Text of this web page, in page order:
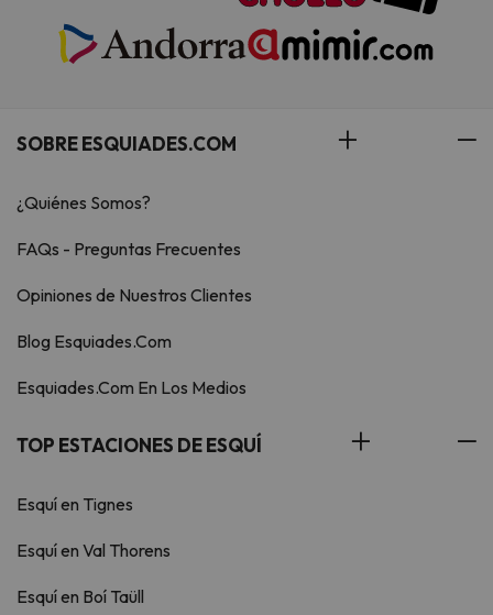
SOBRE ESQUIADES.COM
¿Quiénes Somos?
FAQs - Preguntas Frecuentes
Opiniones de Nuestros Clientes
Blog Esquiades.Com
Esquiades.Com En Los Medios
TOP ESTACIONES DE ESQUÍ
Esquí en Tignes
Esquí en Val Thorens
Esquí en Boí Taüll